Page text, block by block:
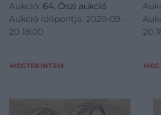
1975/XII/ 70x50 cm K.R.
Aukció: 64. Őszi aukció
Aukció időpontja: 2020-09-
20 18:00
MEGTEKINTEM
20